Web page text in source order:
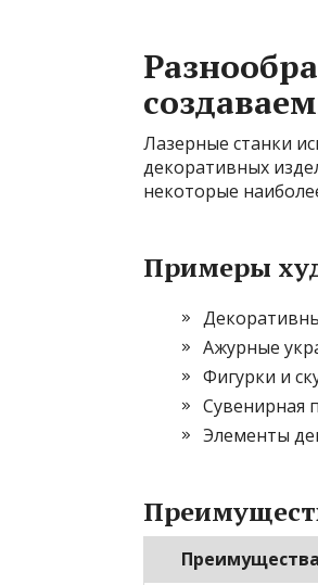
Лазерные станки
декоративных
некоторые
Примеры
Ажурные
Фигурки и
Сувенирная
Элементы
Преимущества